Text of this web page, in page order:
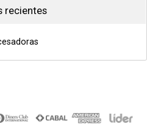
recientes